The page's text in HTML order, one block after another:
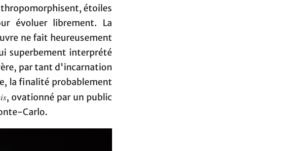
étoiles
évoluer librement. La
ne fait heureusement
superbement interprété
par tant d'incarnation
la finalité probablement
, ovationné par un public
Carlo.